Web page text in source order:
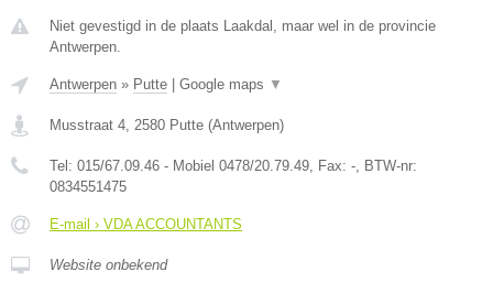
Niet gevestigd in de plaats Laakdal, maar wel in de provincie
Antwerpen.
Antwerpen » Putte | Google maps ▼
Musstraat 4 2580 Putte (Antwerpen)
Tel: 015/67.09.46 - Mobiel 0478/20.79.49 , Fax: - , BTW-nr:
0834551475
E-mail › VDA ACCOUNTANTS
Website onbekend